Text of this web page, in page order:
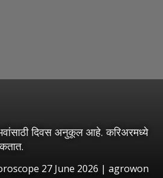
दिवस अनुकूल आहे. करिअरमध्ये
27 June 2026 | agrowon